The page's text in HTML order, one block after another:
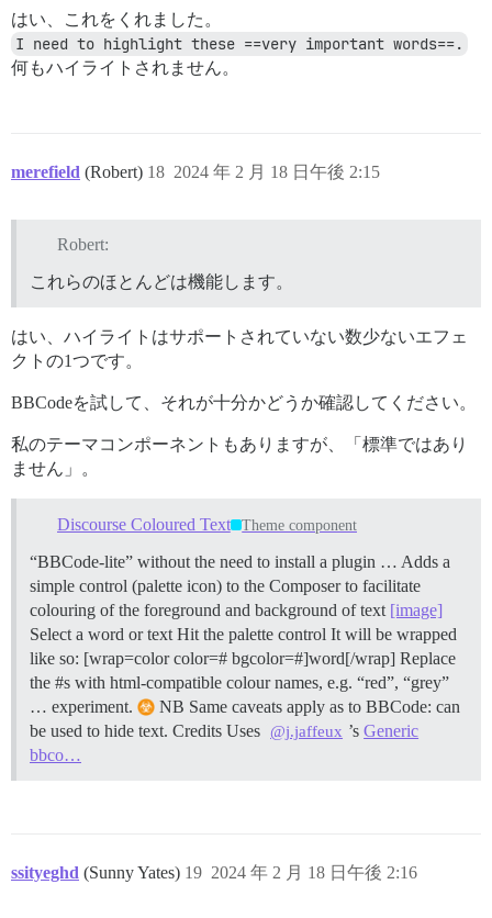
はい、これをくれました。
I need to highlight these ==very important words==.
何もハイライトされません。
merefield (Robert) 2024 年 2 月 18 日午後 2:15
18
Robert:
これらのほとんどは機能します。
はい、ハイライトはサポートされていない数少ないエフェ
クトの1つです。
BBCodeを試して、それが十分かどうか確認してください。
私のテーマコンポーネントもありますが、「標準ではあり
ません」。
Discourse Coloured Text Theme component
“BBCode-lite” without the need to install a plugin … Adds a
simple control (palette icon) to the Composer to facilitate
colouring of the foreground and background of text [image]
Select a word or text Hit the palette control It will be wrapped
like so: [wrap=color color=# bgcolor=#]word[/wrap] Replace
the #s with html-compatible colour names, e.g. “red”, “grey”
… experiment.
NB Same caveats apply as to BBCode: can
be used to hide text. Credits Uses @j.jaffeux ’sGeneric
bbco…
ssityeghd (Sunny Yates) 2024 年 2 月 18 日午後 2:16
19